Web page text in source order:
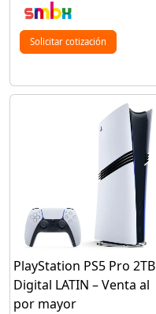
Solicitar cotización
PlayStation PS5 Pro 2TB
Digital LATIN – Venta al
por mayor